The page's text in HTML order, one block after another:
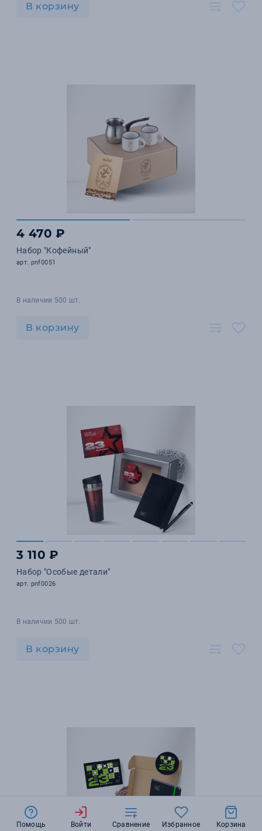
В корзину
4 470 ₽
Набор "Кофейный"
арт. pnf0051
В наличии 500 шт.
В корзину
3 110 ₽
Набор "Особые детали"
арт. pnf0026
В наличии 500 шт.
В корзину
Помощь Войти Сравнение Избранное Корзина